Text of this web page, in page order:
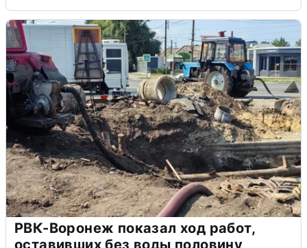
РВК-Воронеж показал ход работ,